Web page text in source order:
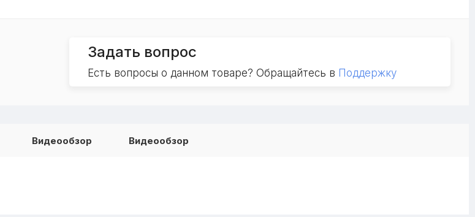
Задать вопрос
Есть вопросы о данном товаре? Обращайтесь в Поддержку
Видеообзор Видеообзор